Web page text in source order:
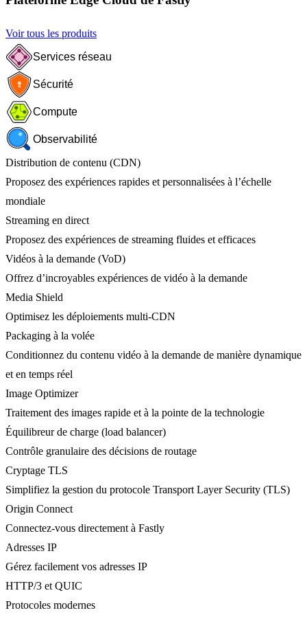
Voir tous les produits
Services réseau
Sécurité
Compute
Observabilité
Distribution de contenu (CDN)
Proposez des expériences rapides et personnalisées à l’échelle
mondiale
Streaming en direct
Proposez des expériences de streaming fluides et efficaces
Vidéos à la demande (VoD)
Offrez d’incroyables expériences de vidéo à la demande
Media Shield
Optimisez les déploiements multi-CDN
Packaging à la volée
Conditionnez du contenu vidéo à la demande de manière dynamique
et en temps réel
Image Optimizer
Traitement des images rapide et à la pointe de la technologie
Équilibreur de charge (load balancer)
Contrôle granulaire des décisions de routage
Cryptage TLS
Simplifiez la gestion du protocole Transport Layer Security (TLS)
Origin Connect
Connectez-vous directement à Fastly
Adresses IP
Gérez facilement vos adresses IP
HTTP/3 et QUIC
Protocoles modernes